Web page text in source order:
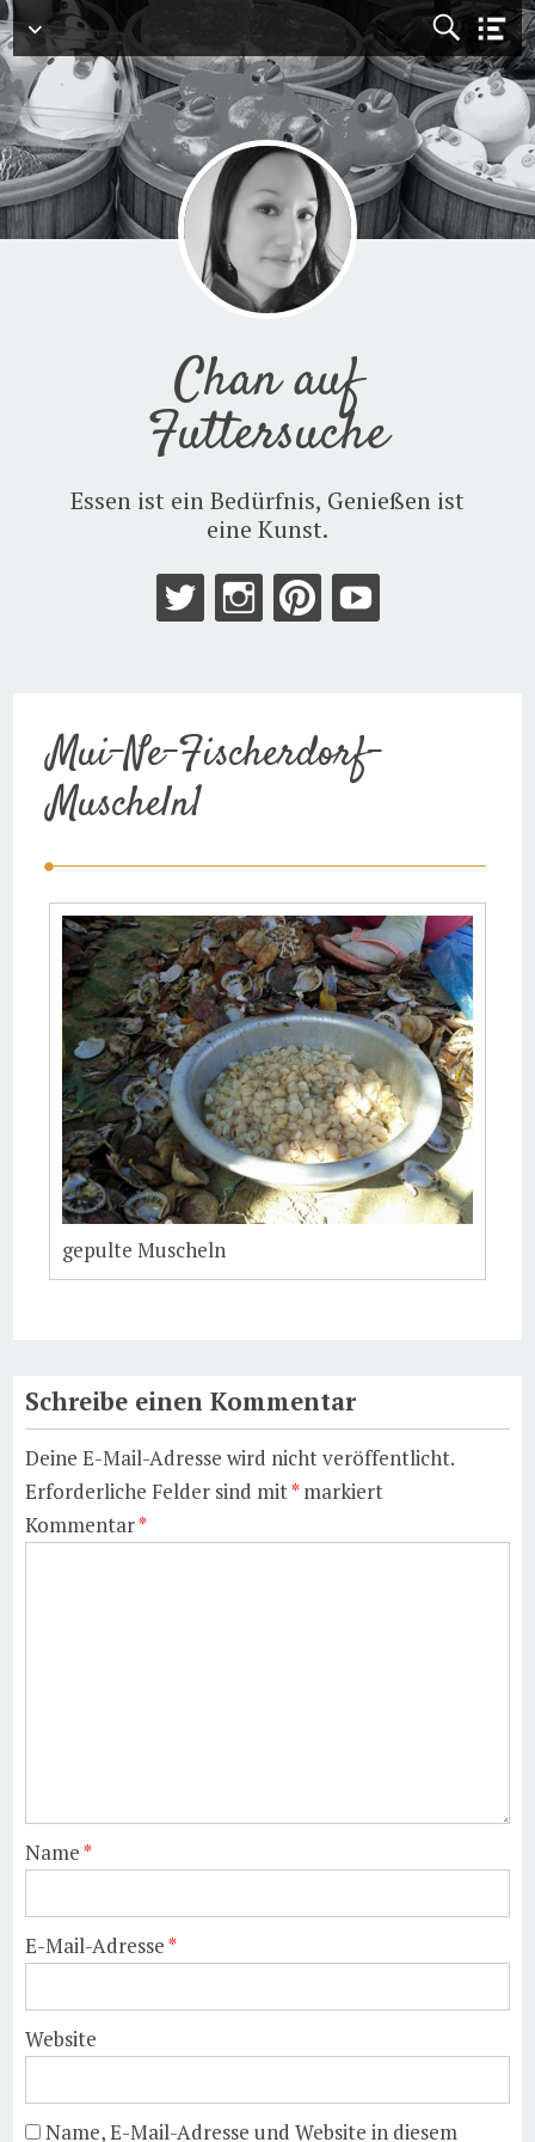
Menü
Chan auf
Futtersuche
Essen ist ein Bedürfnis, Genießen ist
eine Kunst.
Mui-Ne-Fischerdorf-
Muscheln1
gepulte Muscheln
Schreibe einen Kommentar
Deine E-Mail-Adresse wird nicht veröffentlicht.
Erforderliche Felder sind mit*markiert
Kommentar*
Name*
E-Mail-Adresse*
Website
Name, E-Mail-Adresse und Website in diesem